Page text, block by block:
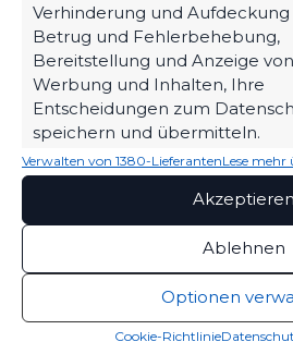
Verhinderung und Aufdeckung
Betrug und Fehlerbehebung,
Bereitstellung und Anzeige von
Werbung und Inhalten, Ihre
Entscheidungen zum
speichern und übermitteln.
Verwalten von 1380-LieferantenLese mehr
Akzeptieren
Ablehnen
Optionen
Cookie-Richtlinie
STANDORT
Luckenwalde
Straße des Friedens 42
14943 Luckenwalde
Kontakt aufnehmen